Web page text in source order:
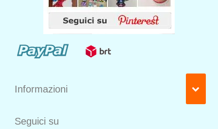
Informazioni
Seguici su